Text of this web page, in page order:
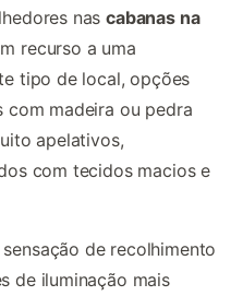
nascabanas na
recurso a uma
tipo de local, opções
com madeira ou pedra
apelativos,
com tecidos macios e
de recolhimento
de iluminação mais